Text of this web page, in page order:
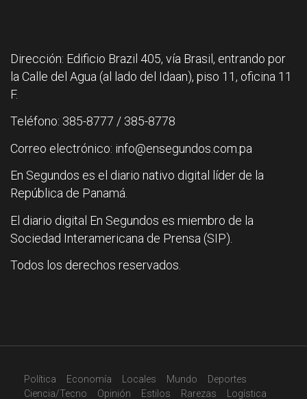
Dirección: Edificio Brazil 405, vía Brasil, entrando por
la Calle del Agua (al lado del Idaan), piso 11, oficina 11
F.
Teléfono: 385-8777 / 385-8778
Correo electrónico: info@ensegundos.com.pa
En Segundos es el diario nativo digital líder de la
República de Panamá.
El diario digital En Segundos es miembro de la
Sociedad Interamericana de Prensa (SIP).
Todos los derechos reservados.
Política Economía Locales Mundo
Deportes
Ciencia/Tecno
Opinión Estilos Rarezas Logística